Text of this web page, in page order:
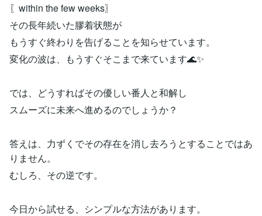
〖within the few weeks〗
その長年続いた膠着状態が
もうすぐ終わりを告げることを知らせています。
変化の波は、もうすぐそこまで来ています🌊✨
では、どうすればその優しい番人と和解し
スムーズに未来へ進めるのでしょうか？
答えは、力ずくでその存在を消し去ろうとすることではあ
りません。
むしろ、その逆です。
今日から試せる、シンプルな方法があります。